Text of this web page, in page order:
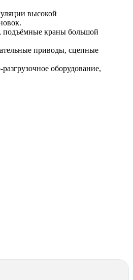
высокой
подъёмные краны большой
приводы, сцепные
оборудование,